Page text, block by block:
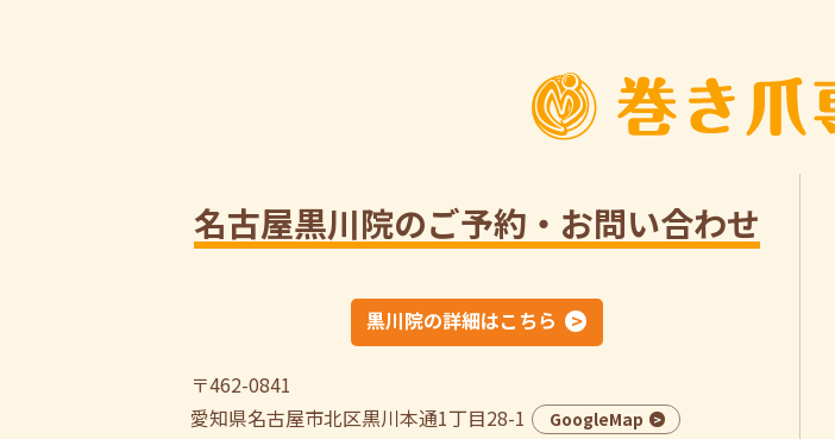
名古屋黒川院のご予約・お問い合わせ
黒川院の詳細はこちら
〒462-0841
愛知県名古屋市北区黒川本通1丁目28-1
GoogleMap